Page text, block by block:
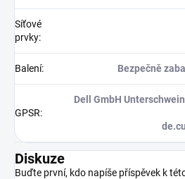
Síťové
prvky:
Balení: Bezpečně
GPSR:
Dell GmbH
Diskuze
Buďte první, kdo napíše příspěvek k